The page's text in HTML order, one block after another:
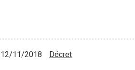
12/11/2018 Décret